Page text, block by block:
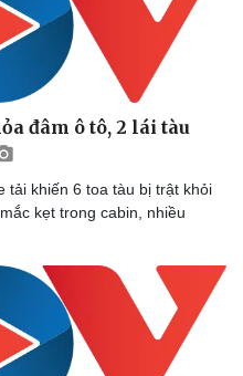
đâm ô tô, 2 lái tàu
tải khiến 6 toa tàu bị trật khỏi
kẹt trong cabin, nhiều